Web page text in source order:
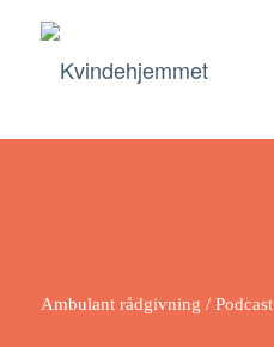
Ambulant rådgivning / Podcast